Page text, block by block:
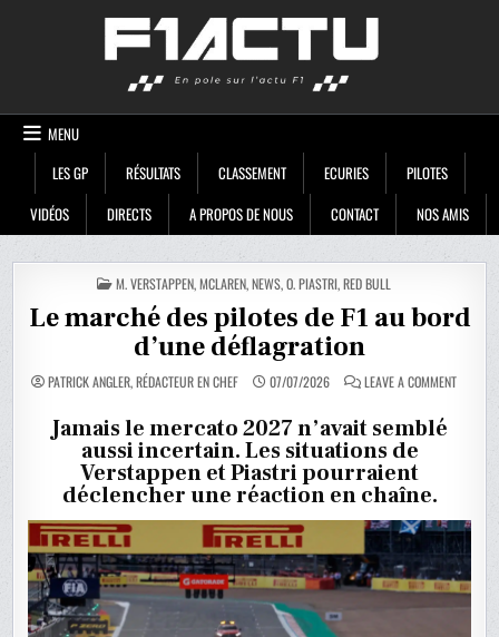
MENU
LES GP
RÉSULTATS CLASSEMENT ECURIES
PILOTES
VIDÉOS
DIRECTS A PROPOS DE NOUS CONTACT NOS AMIS
POSTED
IN
M. VERSTAPPEN,MCLAREN,NEWS,O. PIASTRI,RED BULL
Le marché des pilotes de F1 au bord
d’une déflagration
PATRICK ANGLER, RÉDACTEUR EN CHEF 07/07/2026 LEAVE A COMMENTON
Jamais le mercato 2027 n’avait semblé
aussi incertain. Les situations de
Verstappen et Piastri pourraient
déclencher une réaction en chaîne.